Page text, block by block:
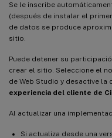
Se le inscribe
(después de instalar el
de datos se produce
sitio.
Puede detener su
crear el sitio. Seleccione el
de Web Studio y desactive la
experiencia del cliente de
Al actualizar una
Si actualiza desde una